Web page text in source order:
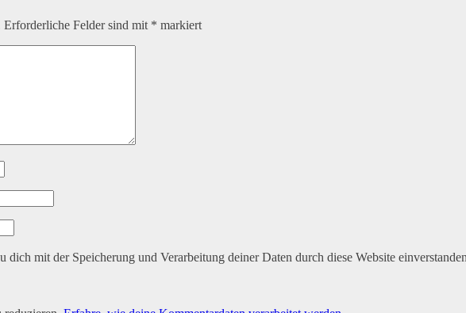
Erforderliche Felder sind mit * markiert
dich mit der Speicherung und Verarbeitung deiner Daten durch diese Website